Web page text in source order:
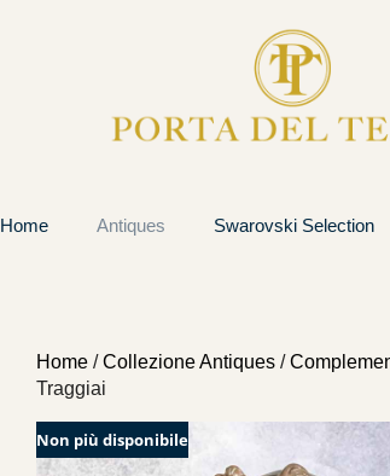
Home Antiques Swarovski Selection
Home /Collezione Antiques /
Traggiai
Non più disponibile